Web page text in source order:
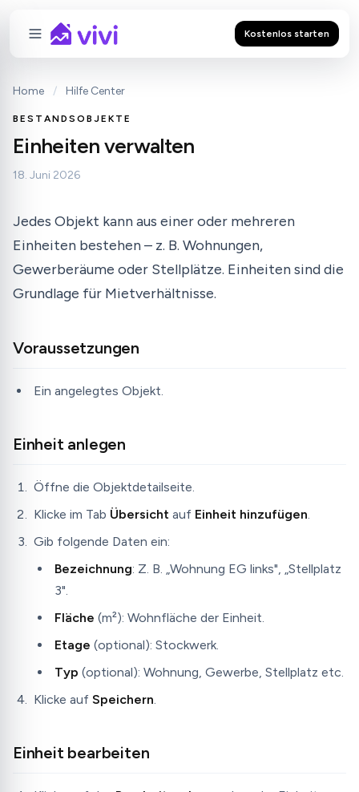
Kostenlos starten
Home / Hilfe Center
BESTANDSOBJEKTE
Einheiten verwalten
18. Juni 2026
Jedes Objekt kann aus einer oder mehreren
Einheiten bestehen – z. B. Wohnungen,
Gewerberäume oder Stellplätze. Einheiten sind die
Grundlage für Mietverhältnisse.
Voraussetzungen
Ein angelegtes Objekt.
Einheit anlegen
Öffne die Objektdetailseite.
Klicke im Tab Übersicht auf Einheit hinzufügen.
Gib folgende Daten ein:
Bezeichnung: Z. B. „Wohnung EG links", „Stellplatz
3".
Fläche (m²): Wohnfläche der Einheit.
Etage (optional): Stockwerk.
Typ (optional): Wohnung, Gewerbe, Stellplatz etc.
Klicke auf Speichern.
Einheit bearbeiten